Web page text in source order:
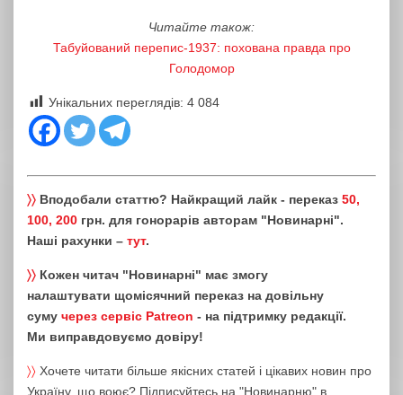
Читайте також:
Табуйований перепис-1937: похована правда про
Голодомор
Унікальних переглядів: 4 084
〉〉 Вподобали статтю? Найкращий лайк - переказ 50,
100, 200 грн. для гонорарів авторам "Новинарні".
Наші рахунки – тут.
〉〉 Кожен читач "Новинарні" має змогу
налаштувати щомісячний переказ на довільну
суму через сервіс Patreon - на підтримку редакції.
Ми виправдовуємо довіру!
〉〉 Хочете читати більше якісних статей і цікавих новин про
Україну, що воює? Підписуйтесь на "Новинарню" в